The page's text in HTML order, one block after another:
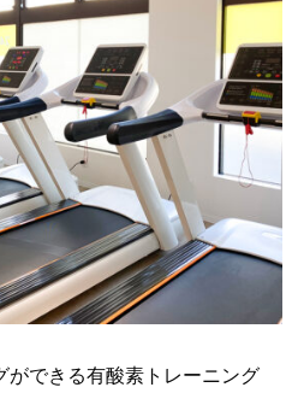
ができる有酸素トレーニング